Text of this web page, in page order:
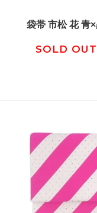
袋帯 市松 花 青
SOLD OUT